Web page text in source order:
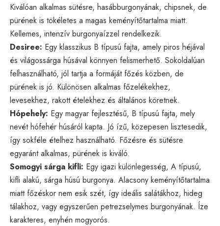
Kiválóan alkalmas sütésre, hasábburgonyának, chipsnek, de
pürének is tökéletes a magas keményítőtartalma miatt.
Kellemes, intenzív burgonyaízzel rendelkezik.
Desiree: Egy klasszikus B típusú fajta, amely piros héjával
és világossárga húsával könnyen felismerhető. Sokoldalúan
felhasználható, jól tartja a formáját főzés közben, de
pürének is jó. Különösen alkalmas főzelékekhez,
levesekhez, rakott ételekhez és általános köretnek.
Hópehely: Egy magyar fejlesztésű, B típusú fajta, mely
nevét hófehér húsáról kapta. Jó ízű, közepesen lisztesedik,
így sokféle ételhez használható. Főzésre és sütésre
egyaránt alkalmas, pürének is kiváló.
Somogyi sárga kifli: Egy igazi különlegesség, A típusú,
kifli alakú, sárga húsú burgonya. Alacsony keményítőtartalma
miatt főzéskor nem esik szét, így ideális salátákhoz, hideg
tálakhoz, vagy egyszerűen petrezselymes burgonyának. Íze
karakteres, enyhén mogyorós.